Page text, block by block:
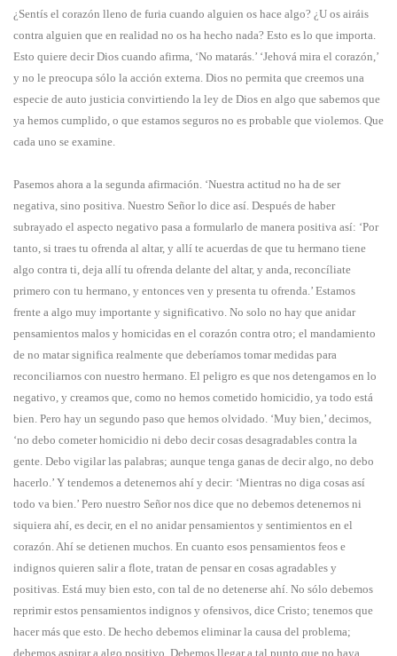
¿Sentís el corazón lleno de furia cuando alguien os hace algo? ¿U os airáis
contra alguien que en realidad no os ha hecho nada? Esto es lo que importa.
Esto quiere decir Dios cuando afirma, ‘No matarás.’ ‘Jehová mira el corazón,’
y no le preocupa sólo la acción externa. Dios no permita que creemos una
especie de auto justicia convirtiendo la ley de Dios en algo que sabemos que
ya hemos cumplido, o que estamos seguros no es probable que violemos. Que
cada uno se examine.
Pasemos ahora a la segunda afirmación. ‘Nuestra actitud no ha de ser
negativa, sino positiva. Nuestro Señor lo dice así. Después de haber
subrayado el aspecto negativo pasa a formularlo de manera positiva así: ‘Por
tanto, si traes tu ofrenda al altar, y allí te acuerdas de que tu hermano tiene
algo contra ti, deja allí tu ofrenda delante del altar, y anda, reconcíliate
primero con tu hermano, y entonces ven y presenta tu ofrenda.’ Estamos
frente a algo muy importante y significativo. No solo no hay que anidar
pensamientos malos y homicidas en el corazón contra otro; el mandamiento
de no matar significa realmente que deberíamos tomar medidas para
reconciliarnos con nuestro hermano. El peligro es que nos detengamos en lo
negativo, y creamos que, como no hemos cometido homicidio, ya todo está
bien. Pero hay un segundo paso que hemos olvidado. ‘Muy bien,’ decimos,
‘no debo cometer homicidio ni debo decir cosas desagradables contra la
gente. Debo vigilar las palabras; aunque tenga ganas de decir algo, no debo
hacerlo.’ Y tendemos a detenernos ahí y decir: ‘Mientras no diga cosas así
todo va bien.’ Pero nuestro Señor nos dice que no debemos detenernos ni
siquiera ahí, es decir, en el no anidar pensamientos y sentimientos en el
corazón. Ahí se detienen muchos. En cuanto esos pensamientos feos e
indignos quieren salir a flote, tratan de pensar en cosas agradables y
positivas. Está muy bien esto, con tal de no detenerse ahí. No sólo debemos
reprimir estos pensamientos indignos y ofensivos, dice Cristo; tenemos que
hacer más que esto. De hecho debemos eliminar la causa del problema;
debemos aspirar a algo positivo. Debemos llegar a tal punto que no haya